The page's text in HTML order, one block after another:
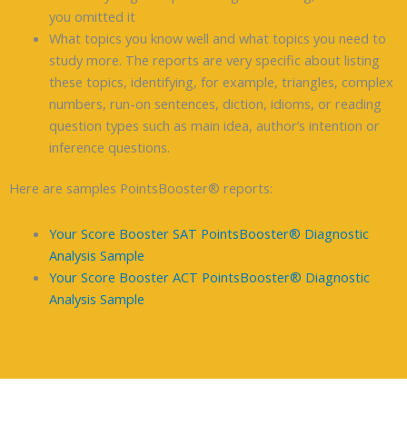
you omitted it
What topics you know well and what topics you need to
study more. The reports are very specific about listing
these topics, identifying, for example, triangles, complex
numbers, run-on sentences, diction, idioms, or reading
question types such as main idea, author’s intention or
inference questions.
Here are samples PointsBooster® reports:
Your Score Booster SAT PointsBooster® Diagnostic
Analysis Sample
Your Score Booster ACT PointsBooster® Diagnostic
Analysis Sample